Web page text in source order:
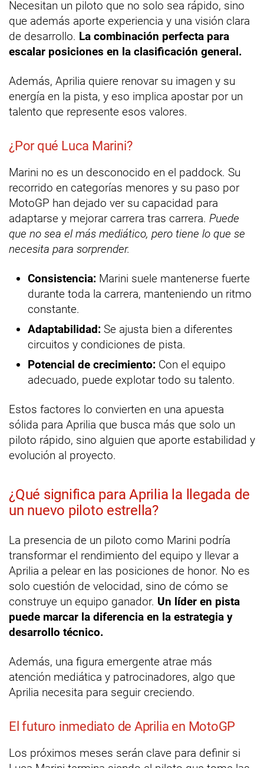
Necesitan un piloto que no solo sea rápido, sino
que además aporte experiencia y una visión clara
de desarrollo. La combinación perfecta para
escalar posiciones en la clasificación general.
Además, Aprilia quiere renovar su imagen y su
energía en la pista, y eso implica apostar por un
talento que represente esos valores.
¿Por qué Luca Marini?
Marini no es un desconocido en el paddock. Su
recorrido en categorías menores y su paso por
MotoGP han dejado ver su capacidad para
adaptarse y mejorar carrera tras carrera. Puede
que no sea el más mediático, pero tiene lo que se
necesita para sorprender.
Consistencia: Marini suele mantenerse fuerte
durante toda la carrera, manteniendo un ritmo
constante.
Adaptabilidad: Se ajusta bien a diferentes
circuitos y condiciones de pista.
Potencial de crecimiento: Con el equipo
adecuado, puede explotar todo su talento.
Estos factores lo convierten en una apuesta
sólida para Aprilia que busca más que solo un
piloto rápido, sino alguien que aporte estabilidad y
evolución al proyecto.
¿Qué significa para Aprilia la llegada de
un nuevo piloto estrella?
La presencia de un piloto como Marini podría
transformar el rendimiento del equipo y llevar a
Aprilia a pelear en las posiciones de honor. No es
solo cuestión de velocidad, sino de cómo se
construye un equipo ganador. Un líder en pista
puede marcar la diferencia en la estrategia y
desarrollo técnico.
Además, una figura emergente atrae más
atención mediática y patrocinadores, algo que
Aprilia necesita para seguir creciendo.
El futuro inmediato de Aprilia en MotoGP
Los próximos meses serán clave para definir si